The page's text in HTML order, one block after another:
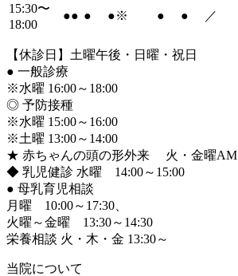
15:30〜
18:00
●● ● ●※ ● ● ／
【休診日】土曜午後・日曜・祝日
● 一般診療
※水曜 16:00～18:00
◎ 予防接種
※水曜 15:00～16:00
※土曜 13:00～14:00
★ 赤ちゃんの頭の形外来 火・金曜AM
◆ 乳児健診 水曜 14:00～15:00
● 母乳育児相談
月曜 10:00～17:30、
火曜～金曜 13:30～14:30
栄養相談 火・木・金 13:30～
当院について